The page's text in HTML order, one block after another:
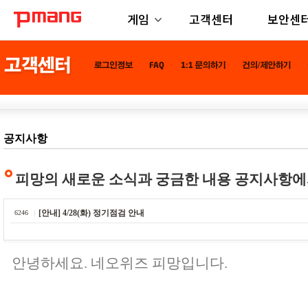
게임 고객센터 보안센
공지사항
피망의 새로운 소식과 궁금한 내용 공지사항
6246 [안내] 4/28(화) 정기점검 안내
안녕하세요. 네오위즈 피망입니다.